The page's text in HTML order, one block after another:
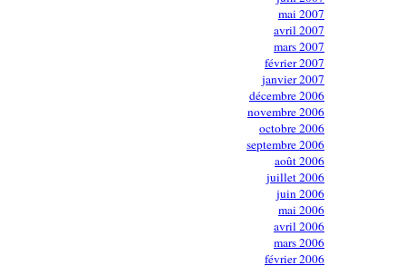
mai 2007
avril 2007
mars 2007
février 2007
janvier 2007
décembre 2006
novembre 2006
octobre 2006
septembre 2006
août 2006
juillet 2006
juin 2006
mai 2006
avril 2006
mars 2006
février 2006